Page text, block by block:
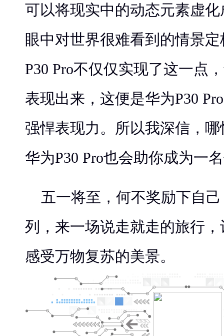
可以将现实中的动态元素虚
眼中对世界很难看到的情景
P30 Pro不仅仅实现了这一点
表现出来，这便是华为P30
强悍表现力。所以我深信，
华为P30 Pro也会助你成为一
五一将至，何不奖励下自
列，来一场说走就走的旅行
感受万物复苏的美景。